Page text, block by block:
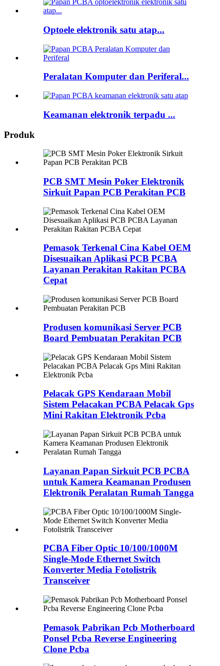
Optoele elektronik satu atap...
Peralatan Komputer dan Periferal...
Keamanan elektronik terpadu ...
Produk
PCB SMT Mesin Poker Elektronik
Sirkuit Papan PCB Perakitan PCB
Pemasok Terkenal Cina Kabel OEM
Disesuaikan Aplikasi PCB PCBA
Layanan Perakitan Rakitan PCBA
Cepat
Produsen komunikasi Server PCB
Board Pembuatan Perakitan PCB
Pelacak GPS Kendaraan Mobil
Sistem Pelacakan PCBA Pelacak Gps
Mini Rakitan Elektronik Pcba
Layanan Papan Sirkuit PCB PCBA
untuk Kamera Keamanan Produsen
Elektronik Peralatan Rumah Tangga
PCBA Fiber Optic 10/100/1000M
Single-Mode Ethernet Switch
Konverter Media Fotolistrik
Transceiver
Pemasok Pabrikan Pcb Motherboard
Ponsel Pcba Reverse Engineering
Clone Pcba